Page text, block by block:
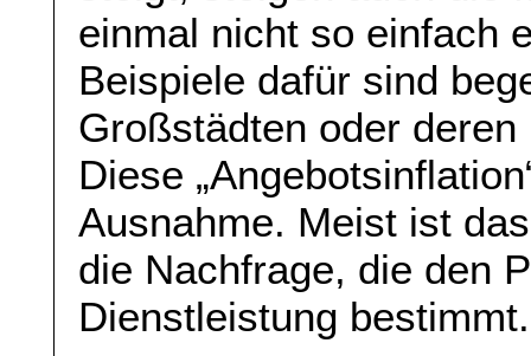
einmal nicht so einfach
Beispiele dafür sind
Großstädten oder deren
Diese
Ausnahme. Meist ist
die Nachfrage, die den
Dienstleistung bestimmt.